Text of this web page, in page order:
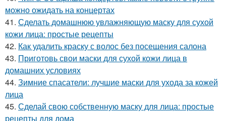
можно ожидать на концертах
41. Сделать домашнюю увлажняющую маску для сухой
кожи лица: простые рецепты
42. Как удалить краску с волос без посещения салона
43. Приготовь свои маски для сухой кожи лица в
домашних условиях
44. Зимние спасатели: лучшие маски для ухода за кожей
лица
45. Сделай свою собственную маску для лица: простые
рецепты для дома